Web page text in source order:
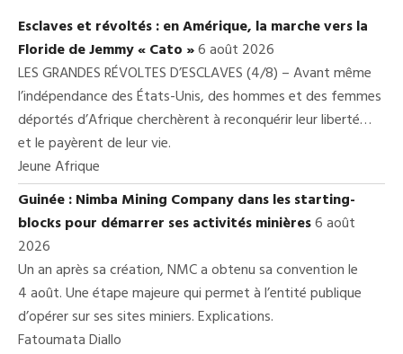
Esclaves et révoltés : en Amérique, la marche vers la
Floride de Jemmy « Cato »6 août 2026
LES GRANDES RÉVOLTES D’ESCLAVES (4/8) – Avant même
l’indépendance des États-Unis, des hommes et des femmes
déportés d’Afrique cherchèrent à reconquérir leur liberté…
et le payèrent de leur vie.
Jeune Afrique
Guinée : Nimba Mining Company dans les starting-
blocks pour démarrer ses activités minières6 août
2026
Un an après sa création, NMC a obtenu sa convention le
4 août. Une étape majeure qui permet à l’entité publique
d’opérer sur ses sites miniers. Explications.
Fatoumata Diallo